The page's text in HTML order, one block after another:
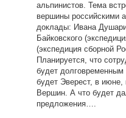
альпинистов. Тема
вершины российскими
доклады: Ивана
Байковского
(экспедиция сборной
Планируется, что
будет
будет Эверест, в
Вершин. А что будет
предложения….